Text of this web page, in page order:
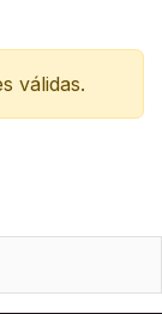
válidas.